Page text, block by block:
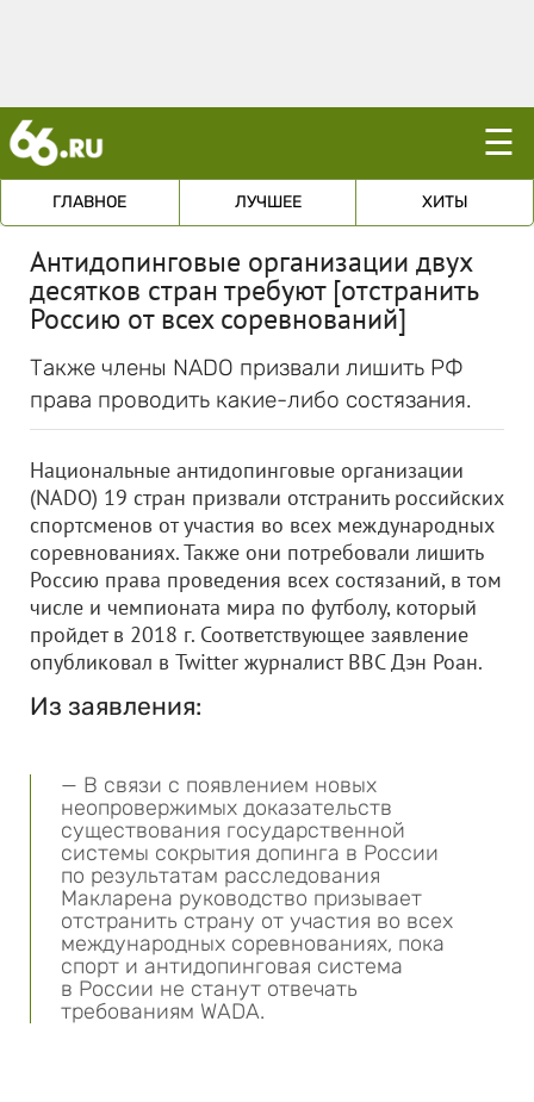
☰
ГЛАВНОЕ ЛУЧШЕЕ ХИТЫ
Антидопинговые организации двух
десятков стран требуют [отстранить
Россию от всех соревнований]
Также члены NADO призвали лишить РФ
права проводить какие-либо состязания.
Национальные антидопинговые организации
(NADO) 19 стран призвали отстранить российских
спортсменов от участия во всех международных
соревнованиях. Также они потребовали лишить
Россию права проведения всех состязаний, в том
числе и чемпионата мира по футболу, который
пройдет в 2018 г. Соответствующее заявление
опубликовал в Twitter журналист BBC Дэн Роан.
Из заявления:
— В связи с появлением новых
неопровержимых доказательств
существования государственной
системы сокрытия допинга в России
по результатам расследования
Макларена руководство призывает
отстранить страну от участия во всех
международных соревнованиях, пока
спорт и антидопинговая система
в России не станут отвечать
требованиям WADA.